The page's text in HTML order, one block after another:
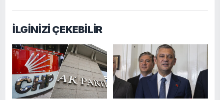
İLGİNİZİ ÇEKEBİLİR